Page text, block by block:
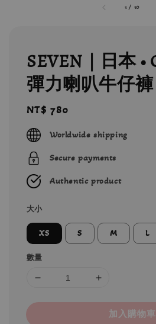
1 / 10
SEVEN｜日本 •
彈力喇叭牛仔
Regular
price
NT$ 780
Worldwide shipping
Secure payments
Authentic product
大小
XS S M L
數量
加入購物車